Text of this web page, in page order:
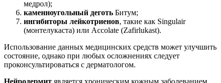
медрол);
каменноугольный деготь Битум;
ингибиторы лейкотриенов, такие как Singulair
(монтелукаста) или Accolate (Zafirlukast).
Использование данных медицинских средств может улучшить
состояние, однако при любых осложнениях следует
проконсультироваться с дерматологом.
Нейродермит является хроническим кожным заболеванием,